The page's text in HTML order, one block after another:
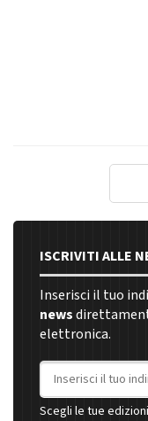
ISCRIVITI ALLE
Inserisci il tuo
news
elettronica.
Indirizzo email
Scegli le tue